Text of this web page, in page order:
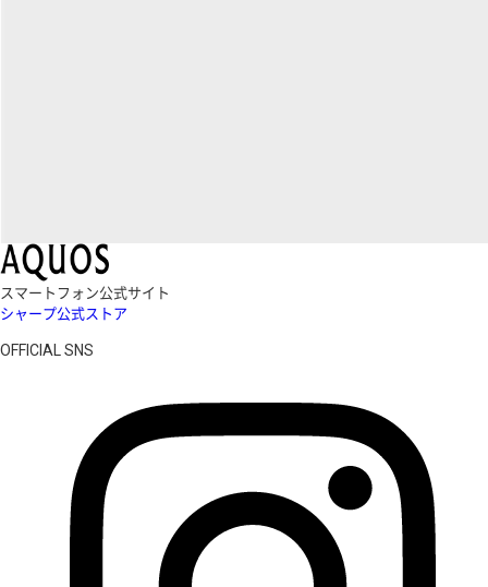
スマートフォン公式サイト
シャープ公式ストア
OFFICIAL SNS